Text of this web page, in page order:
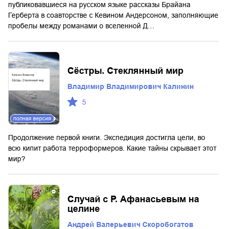
публиковавшиеся на русском языке рассказы Брайана
Герберта в соавторстве с Кевином Андерсоном, заполняющие
пробелы между романами о вселенной Д…
полная версия
Сёстры. Стеклянный мир
Владимир Владимирович Калинин
5
Продолжение первой книги. Экспедиция достигла цели, во
всю кипит работа терроформеров. Какие тайны скрывает этот
мир?
Случай с Р. Афанасьевым на
целине
Андрей Валерьевич Скоробогатов